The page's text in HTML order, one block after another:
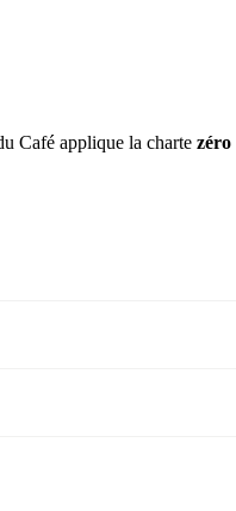
Café applique la charte zéro